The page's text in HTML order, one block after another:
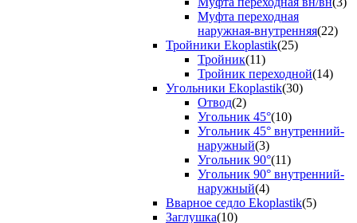
Муфта переходная
наружная-внутренняя(22)
Тройники Ekoplastik(25)
Тройник(11)
Тройник переходной(14)
Угольники Ekoplastik(30)
Отвод(2)
Угольник 45°(10)
Угольник 45° внутренний-
наружный(3)
Угольник 90°(11)
Угольник 90° внутренний-
наружный(4)
Вварное седло Ekoplastik(5)
Заглушка(10)